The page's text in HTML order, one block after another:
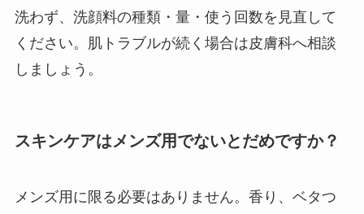
洗わず、洗顔料の種類・量・使う回数を見直して
ください。肌トラブルが続く場合は皮膚科へ相談
しましょう。
スキンケアはメンズ用でないとだめですか？
メンズ用に限る必要はありません。香り、ベタつ